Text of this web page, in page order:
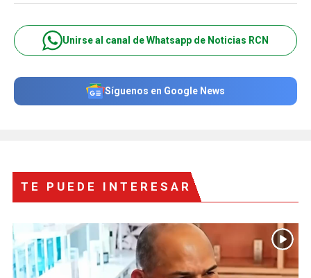
Unirse al canal de Whatsapp de Noticias RCN
Síguenos en Google News
TE PUEDE INTERESAR